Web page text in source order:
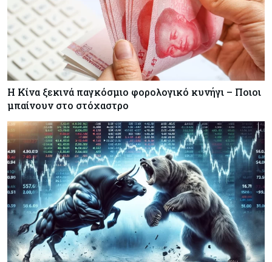
Η Κίνα ξεκινά παγκόσμιο φορολογικό κυνήγι – Ποιοι
μπαίνουν στο στόχαστρο